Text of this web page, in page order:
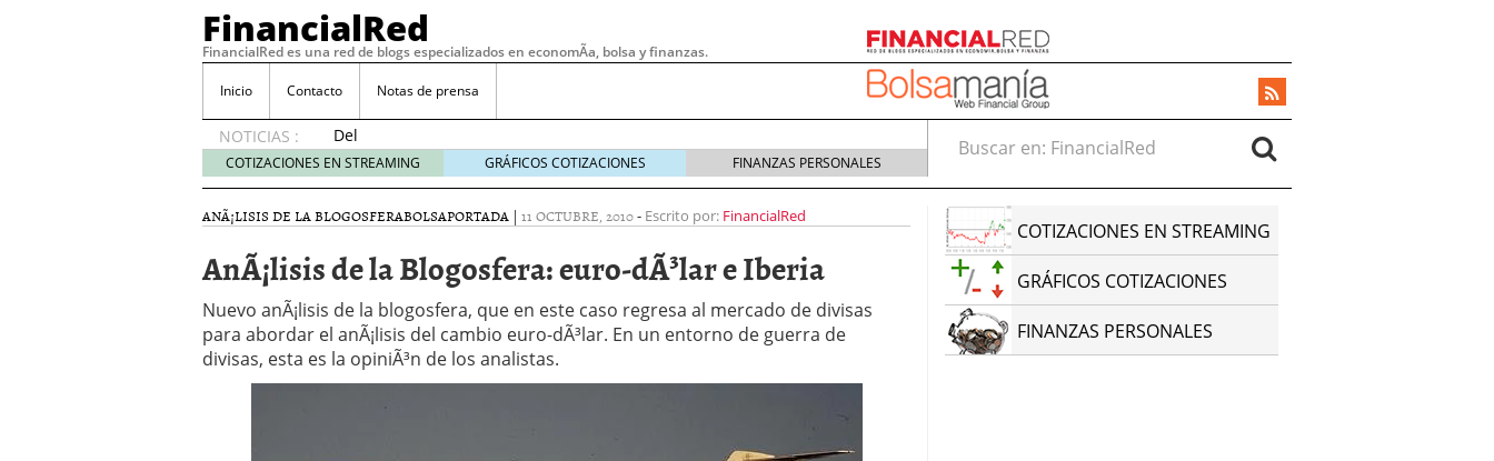
FinancialRed
FinancialRed es una red de blogs especializados en economÃ­a, bolsa y finanzas.
Inicio Contacto Notas de prensa
NOTICIAS :
Del
depósito
a la
cómo
cambiando
gestión
del
ahorro
en
España
Seguros de convenio en pymes: la obligación que muchas empresas
COTIZACIONES EN STREAMING GRÁFICOS COTIZACIONES FINANZAS PERSONALES
Buscar en:
ANÃ¡LISIS DE LA BLOGOSFERABOLSAPORTADA | 11 OCTUBRE, 2010- Escrito por: FinancialRed
AnÃ¡lisis de la Blogosfera: euro-dÃ³lar e Iberia
Nuevo anÃ¡lisis de la blogosfera, que en este caso regresa al mercado de divisas
para abordar el anÃ¡lisis del cambio euro-dÃ³lar. En un entorno de guerra de
divisas, esta es la opiniÃ³n de los analistas.
COTIZACIONES EN STREAMING
GRÁFICOS COTIZACIONES
FINANZAS PERSONALES